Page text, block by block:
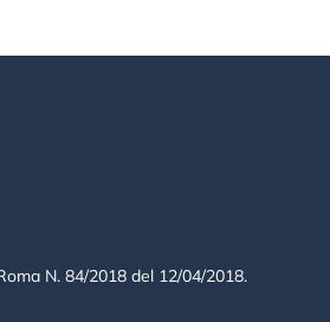
N. 84/2018 del 12/04/2018.